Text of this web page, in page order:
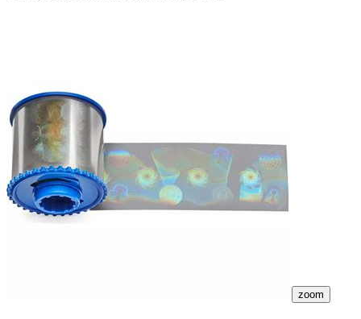
zoom